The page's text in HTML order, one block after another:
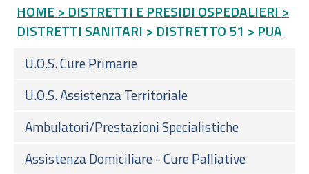
HOME > DISTRETTI E PRESIDI OSPEDALIERI >
DISTRETTI SANITARI > DISTRETTO 51 > PUA
U.O.S. Cure Primarie
U.O.S. Assistenza Territoriale
Ambulatori/Prestazioni Specialistiche
Assistenza Domiciliare - Cure Palliative